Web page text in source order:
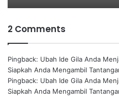
2 Comments
Pingback: Ubah Ide Gila Anda
Siapkah Anda Mengambil
Pingback: Ubah Ide Gila Anda
Siapkah Anda Mengambil